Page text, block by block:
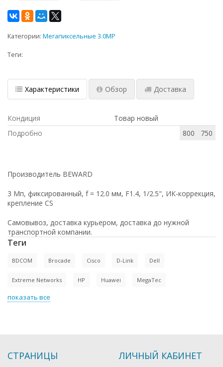
Категории: Мегапиксельные 3.0MP
Теги:
Характеристики Обзор Доставка
Кондиция
Товар новый
Подробно
800 750
Производитель BEWARD
3 Мп, фиксированный, f = 12.0 мм, F1.4, 1/2.5", ИК-коррекция,
крепление CS
Самовывоз, доставка курьером, доставка до нужной
транспортной компании.
Теги
BDCOM Brocade Cisco D-Link Dell
Extreme Networks HP Huawei MegaTec
показать все
СТРАНИЦЫ ЛИЧНЫЙ КАБИНЕТ